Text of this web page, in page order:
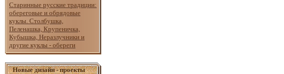
Старинные русские традиции:
обереговые и обрядовые
куклы. Столбушка,
Пеленашка, Крупеничка,
Кубышка, Неразлучники и
другие куклы - обереги
Новые дизайн - проекты